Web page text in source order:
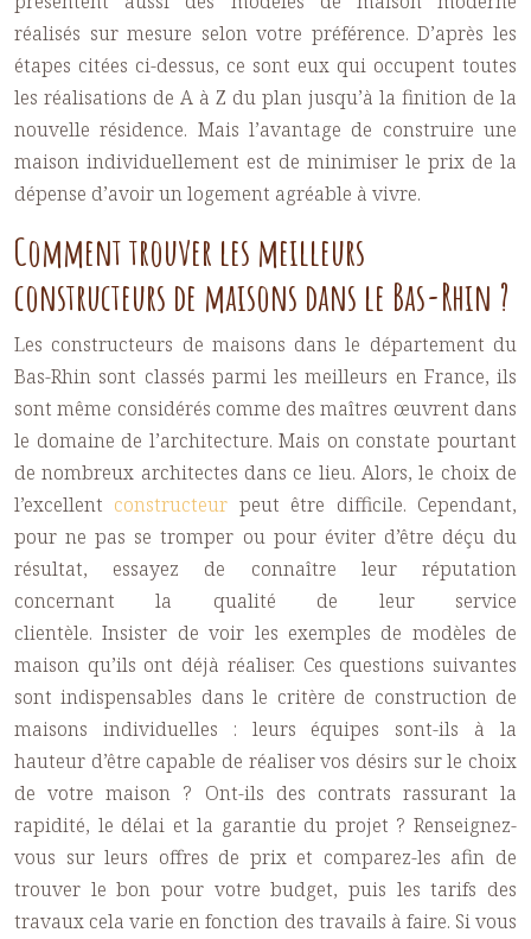
réalisés sur mesure selon votre préférence. D’après les
étapes citées ci-dessus, ce sont eux qui occupent toutes
les réalisations de A à Z du plan jusqu’à la finition de la
nouvelle résidence. Mais l’avantage de construire une
maison individuellement est de minimiser le prix de la
dépense d’avoir un logement agréable à vivre.
Comment trouver les meilleurs
constructeurs de maisons dans le Bas-Rhin ?
Les constructeurs de maisons dans le département du
Bas-Rhin sont classés parmi les meilleurs en France, ils
sont même considérés comme des maîtres œuvrent dans
le domaine de l’architecture. Mais on constate pourtant
de nombreux architectes dans ce lieu. Alors, le choix de
l’excellent constructeur peut être difficile. Cependant,
pour ne pas se tromper ou pour éviter d’être déçu du
résultat, essayez de connaître leur réputation
concernant la qualité de leur service
clientèle. Insister de voir les exemples de modèles de
maison qu’ils ont déjà réaliser. Ces questions suivantes
sont indispensables dans le critère de construction de
maisons individuelles : leurs équipes sont-ils à la
hauteur d’être capable de réaliser vos désirs sur le choix
de votre maison ? Ont-ils des contrats rassurant la
rapidité, le délai et la garantie du projet ? Renseignez-
vous sur leurs offres de prix et comparez-les afin de
trouver le bon pour votre budget, puis les tarifs des
travaux cela varie en fonction des travails à faire. Si vous